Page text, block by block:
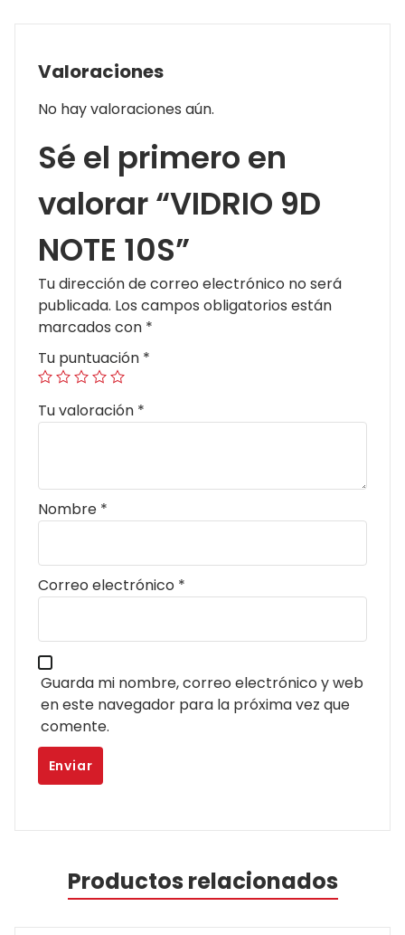
Valoraciones
No hay valoraciones aún.
Sé el primero en
valorar “VIDRIO 9D
NOTE 10S”
Tu dirección de correo electrónico no será
publicada. Los campos obligatorios están
marcados con *
Tu puntuación *
Tu valoración *
Nombre *
Correo electrónico *
Guarda mi nombre, correo electrónico y web
en este navegador para la próxima vez que
comente.
Productos relacionados